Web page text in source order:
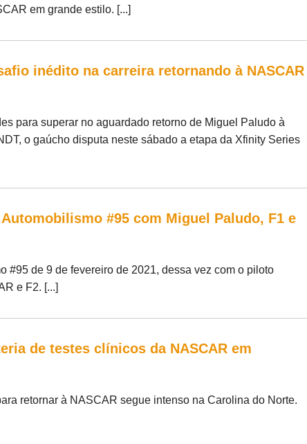
em grande estilo. [...]
inédito na carreira retornando à NASCAR
para superar no aguardado retorno de Miguel Paludo à
o gaúcho disputa neste sábado a etapa da Xfinity Series
#95 com Miguel Paludo, F1 e
#95 de 9 de fevereiro de 2021, dessa vez com o piloto
e F2. [...]
de testes clínicos da NASCAR em
retornar à NASCAR segue intenso na Carolina do Norte.